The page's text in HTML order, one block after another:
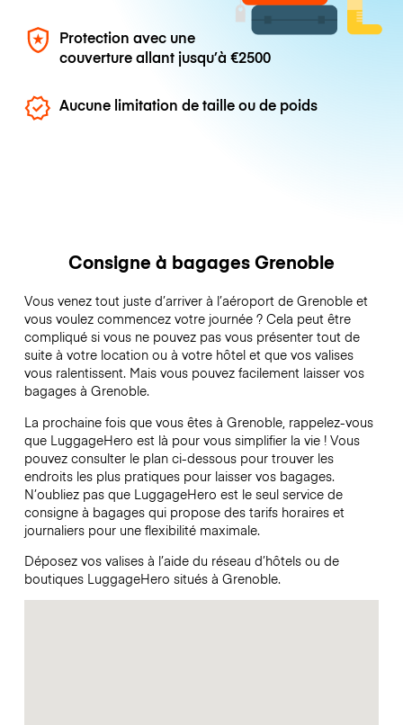
Protection avec une
couverture allant jusqu’à€2500
Aucune limitation de taille ou de poids
Consigne à bagages Grenoble
Vous venez tout juste d’arriver à l’aéroport de Grenoble et
vous voulez commencez votre journée ? Cela peut être
compliqué si vous ne pouvez pas vous présenter tout de
suite à votre location ou à votre hôtel et que vos valises
vous ralentissent. Mais vous pouvez facilement laisser vos
bagages à Grenoble.
La prochaine fois que vous êtes à Grenoble, rappelez-vous
que LuggageHero est là pour vous simplifier la vie ! Vous
pouvez consulter le plan ci-dessous pour trouver les
endroits les plus pratiques pour laisser vos bagages.
N’oubliez pas que LuggageHero est le seul service de
consigne à bagages qui propose des tarifs horaires et
journaliers pour une flexibilité maximale.
Déposez vos valises à l’aide du réseau d’hôtels ou de
boutiques LuggageHero situés à Grenoble.